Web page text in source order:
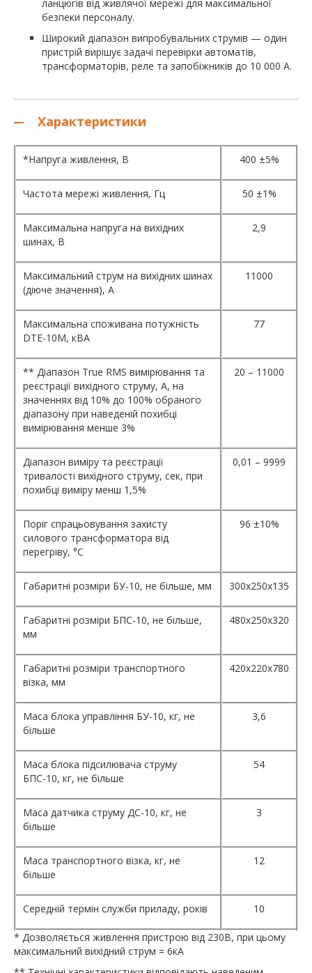
ланцюгів від живлячої мережі для максимальної
безпеки персоналу.
Широкий діапазон випробувальних струмів — один
пристрій вирішує задачі перевірки автоматів,
трансформаторів, реле та запобіжників до 10 000 А.
Характеристики
*Напруга живлення, В 400 ±5%
Частота мережі живлення, Гц 50 ±1%
Максимальна напруга на вихідних
шинах, В
2,9
Максимальний струм на вихідних шинах
(діюче значення), А
11000
Максимальна споживана потужність
DTE-10М, кВА
77
** Діапазон True RMS вимірювання та
реєстрації вихідного струму, А, на
значеннях від 10% до 100% обраного
діапазону при наведеній похибці
вимірювання менше 3%
20 – 11000
Діапазон виміру та реєстрації
тривалості вихідного струму, сек, при
похибці виміру менш 1,5%
0,01 – 9999
Поріг спрацьовування захисту
силового трансформатора від
перегріву, °С
96 ±10%
Габаритні розміри БУ-10, не більше, мм 300х250х135
Габаритні розміри БПС-10, не більше,
мм
480х250х320
Габаритні розміри транспортного
візка, мм
420х220х780
Маса блока управління БУ-10, кг, не
більше
3,6
Маса блока підсилювача струму
БПС-10, кг, не більше
54
Маса датчика струму ДС-10, кг, не
більше
3
Маса транспортного візка, кг, не
більше
12
Середній термін служби приладу, років 10
* Дозволяється живлення пристрою від 230В, при цьому
максимальний вихідний струм = 6кА